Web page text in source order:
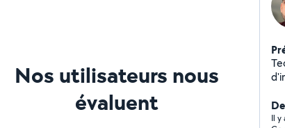
Nos utilisateurs nous
évaluent
Il y